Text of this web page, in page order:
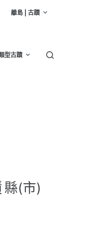
離島 | 古蹟
型古蹟
縣(市)